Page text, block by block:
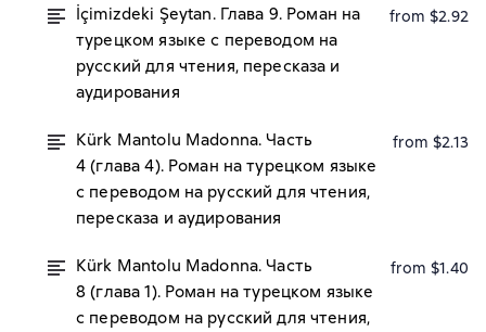
İçimizdeki Şeytan. Глава 9. Роман на
турецком языке с переводом на
русский для чтения, пересказа и
аудирования
from $2.92
Kürk Mantolu Madonna. Часть
4 (глава 4). Роман на турецком языке
с переводом на русский для чтения,
пересказа и аудирования
from $2.13
Kürk Mantolu Madonna. Часть
8 (глава 1). Роман на турецком языке
с переводом на русский для чтения,
from $1.40